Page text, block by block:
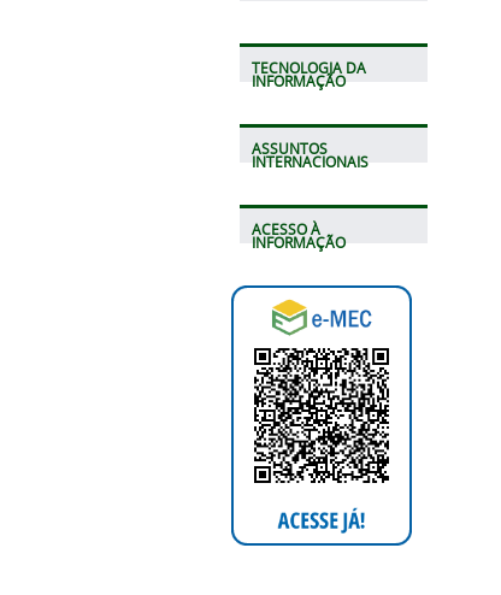
TECNOLOGIA DA
INFORMAÇÃO
ASSUNTOS
INTERNACIONAIS
ACESSO À
INFORMAÇÃO